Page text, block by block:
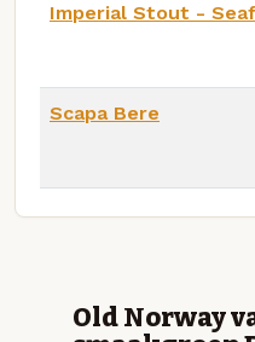
Imperial Stout -
Scapa Bere
Old Norway